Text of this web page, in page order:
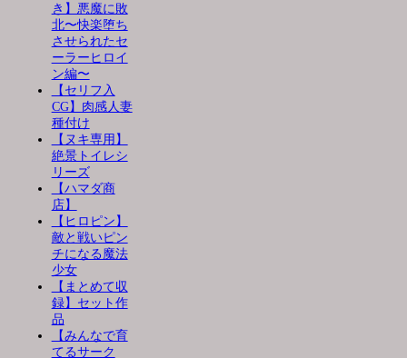
き】悪魔に敗
北〜快楽堕ち
させられたセ
ーラーヒロイ
ン編〜
【セリフ入
CG】肉感人妻
種付け
【ヌキ専用】
絶景トイレシ
リーズ
【ハマダ商
店】
【ヒロピン】
敵と戦いピン
チになる魔法
少女
【まとめて収
録】セット作
品
【みんなで育
てるサーク